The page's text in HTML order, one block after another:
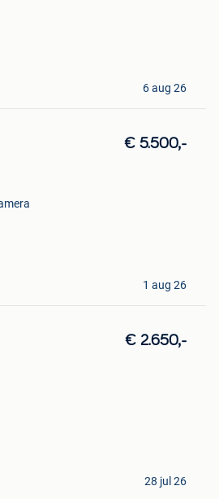
6 aug 26
€ 5.500,-
1 aug 26
€ 2.650,-
28 jul 26